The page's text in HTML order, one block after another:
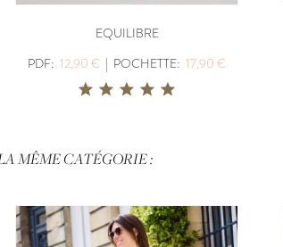
EQUILIBRE
PDF: 12,90 € | POCHETTE: 17,90 €
MÊME CATÉGORIE :